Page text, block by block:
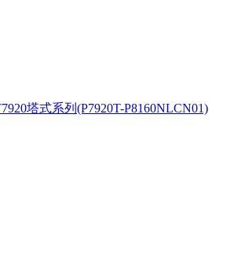
塔式系列(P7920T-P8160NLCN01)